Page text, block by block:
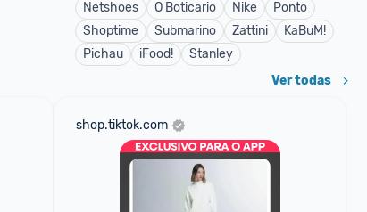
Netshoes
O Boticario Nike
Ponto
Shoptime
Submarino Zattini
KaBuM!
Pichau
iFood! Stanley
Ver todas
shop.tiktok.com